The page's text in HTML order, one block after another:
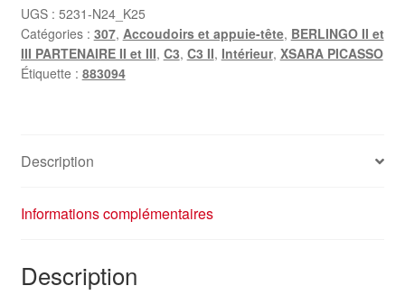
-
Mécanisme
d'accoudoir
PSA
-
UGS : 5231-N24_K25
Catégories : 307, Accoudoirs et appuie-tête, BERLINGO II et
III PARTENAIRE II et III, C3, C3 II, Intérieur, XSARA PICASSO
Étiquette : 883094
Description
Informations complémentaires
Description